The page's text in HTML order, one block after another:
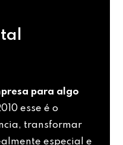
para algo
esse é o
transformar
especial e